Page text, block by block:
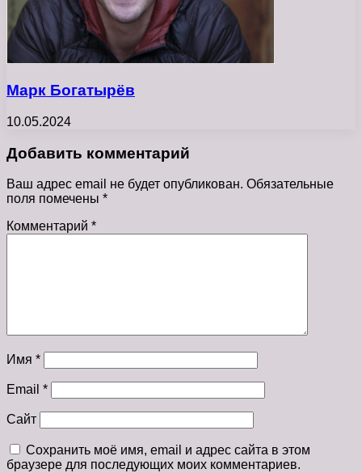
Марк Богатырёв
10.05.2024
Добавить комментарий
Ваш адрес email не будет опубликован. Обязательные
поля помечены *
Комментарий *
Имя *
Email *
Сайт
Сохранить моё имя, email и адрес сайта в этом
браузере для последующих моих комментариев.